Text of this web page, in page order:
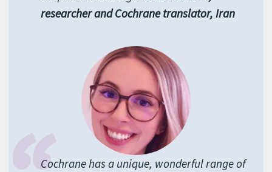
researcher and Cochrane translator, Iran
Cochrane has a unique, wonderful range of